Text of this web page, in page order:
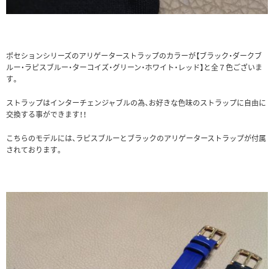
ポセションシリーズのアリゲーターストラップのカラーが【ブラック・ダークブ
ルー・ラピスブルー・ターコイズ・グリーン・ホワイト・レッド】と全７色ございま
す。
ストラップはインターチェンジャブルの為、お好きな色味のストラップに自由に
交換する事ができます！！
こちらのモデルには、ラピスブルーとブラックのアリゲーターストラップが付属
されております。